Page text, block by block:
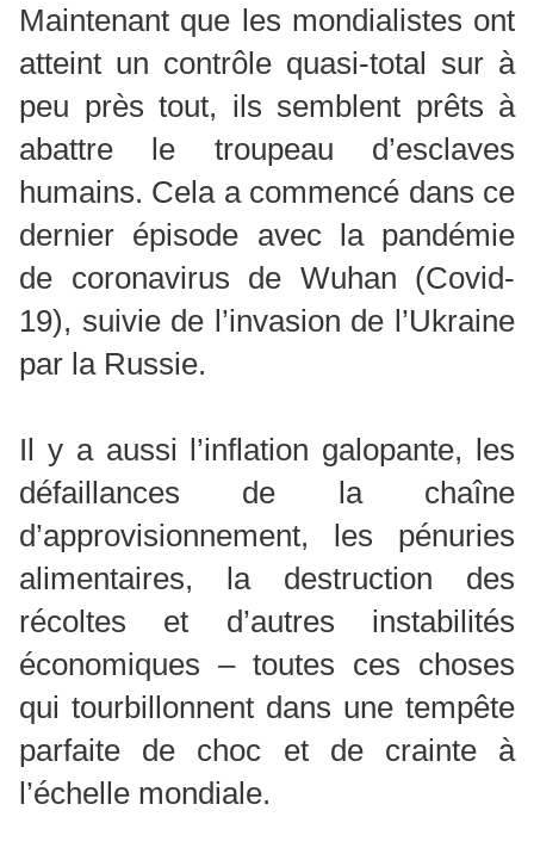
Maintenant que les mondialistes ont
atteint un contrôle quasi-total sur à
peu près tout, ils semblent prêts à
abattre le troupeau d’esclaves
humains. Cela a commencé dans ce
dernier épisode avec la pandémie
de coronavirus de Wuhan (Covid-
19), suivie de l’invasion de l’Ukraine
par la Russie.
Il y a aussi l’inflation galopante, les
défaillances de la chaîne
d’approvisionnement, les pénuries
alimentaires, la destruction des
récoltes et d’autres instabilités
économiques – toutes ces choses
qui tourbillonnent dans une tempête
parfaite de choc et de crainte à
l’échelle mondiale.